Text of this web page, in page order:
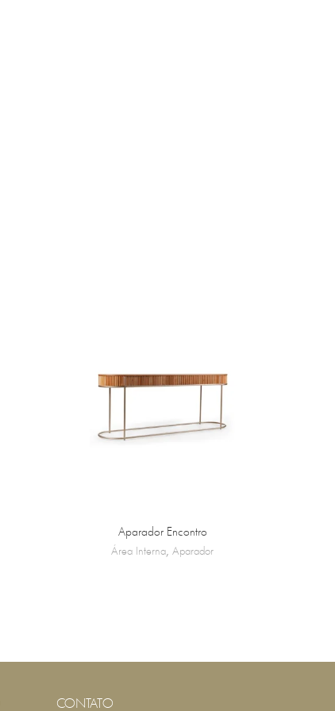
Aparador Encontro
Área Interna, Aparador
CONTATO